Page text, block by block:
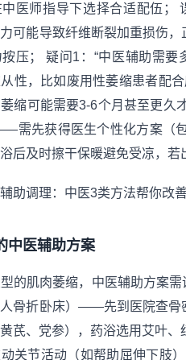
医师指导下选择合适配伍
可能导致纤维断裂加重损伤
压； 疑问1：“中医辅助需
性，比如废用性萎缩患者配
缩可能需要3-6个月甚至更久
需先获得医生个性化方案（
后及时擦干保暖避免受凉，若
中医辅助方案
的肌肉萎缩，中医辅助方案
骨折卧床）——先到医院查骨
芪、党参），药浴选用艾叶
关节活动（如帮助屈伸下肢